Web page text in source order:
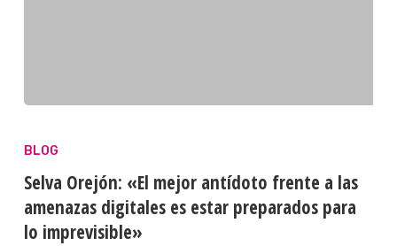
BLOG
Selva Orejón: «El mejor antídoto frente a las
amenazas digitales es estar preparados para
lo imprevisible»